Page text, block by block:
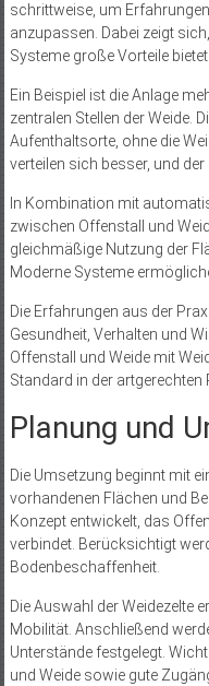
schrittweise, um
anzupassen. Dabei zeigt
Systeme große Vorteile bietet.
Ein Beispiel ist die Anlage
zentralen Stellen der Weide.
Aufenthaltsorte, ohne die
verteilen sich besser, und
In Kombination mit
zwischen Offenstall und
gleichmäßige Nutzung der
Moderne Systeme
Die Erfahrungen aus der
Gesundheit, Verhalten und
Offenstall und Weide mit
Standard in der artgerechten
Planung und
Die Umsetzung beginnt mit
vorhandenen Flächen und
Konzept entwickelt, das
verbindet. Berücksichtigt
Bodenbeschaffenheit.
Die Auswahl der Weidezelte
Mobilität. Anschließend
Unterstände festgelegt.
und Weide sowie gute